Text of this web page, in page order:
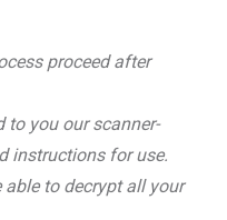
proceed after
to you our scanner-
instructions for use.
to decrypt all your